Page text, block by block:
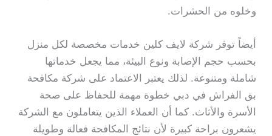
وخلوه من الحشرات.
أيضاً توفر شركة لايف كلين خدمات مخصصة لكل منزل
بحسب حجم الإصابة ونوع البيئة، مما يجعل خدماتها
شاملة ومتنوعة. لذلك يعتبر الاعتماد على شركة مكافحة
بق الفراش في دبي خطوة مهمة للحفاظ على صحة
الأسرة والأثاث. كما أن العملاء الذين يتعاملون مع الشركة
يشعرون براحة كبيرة لأن نتائج المكافحة فعالة وطويلة